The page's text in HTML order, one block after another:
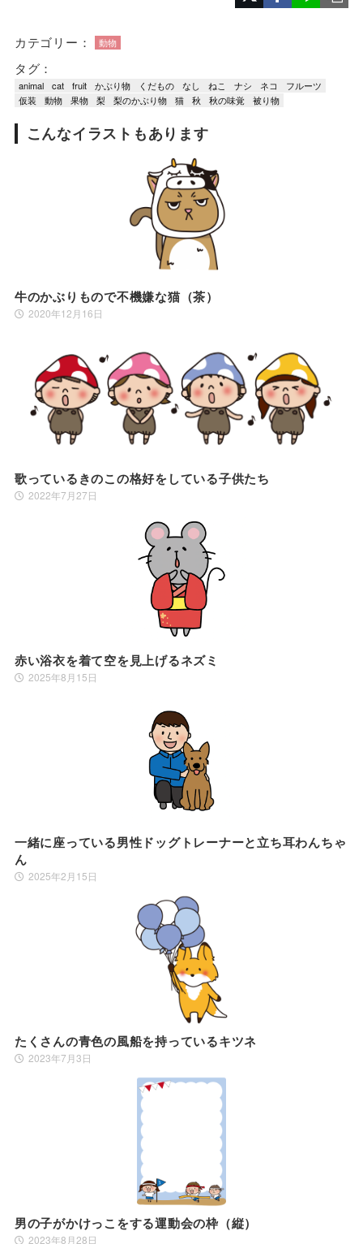
カテゴリー： 動物
タグ：
animal cat fruit かぶり物 くだもの なし ねこ ナシ ネコ
フルーツ
仮装
動物 果物 梨 梨のかぶり物 猫 秋 秋の味覚 被り物
こんなイラストもあります
牛のかぶりもので不機嫌な猫（茶）
2020年12月16日
歌っているきのこの格好をしている子供たち
2022年7月27日
赤い浴衣を着て空を見上げるネズミ
2025年8月15日
一緒に座っている男性ドッグトレーナーと立ち耳わんちゃ
ん
2025年2月15日
たくさんの青色の風船を持っているキツネ
2023年7月3日
男の子がかけっこをする運動会の枠（縦）
2023年8月28日